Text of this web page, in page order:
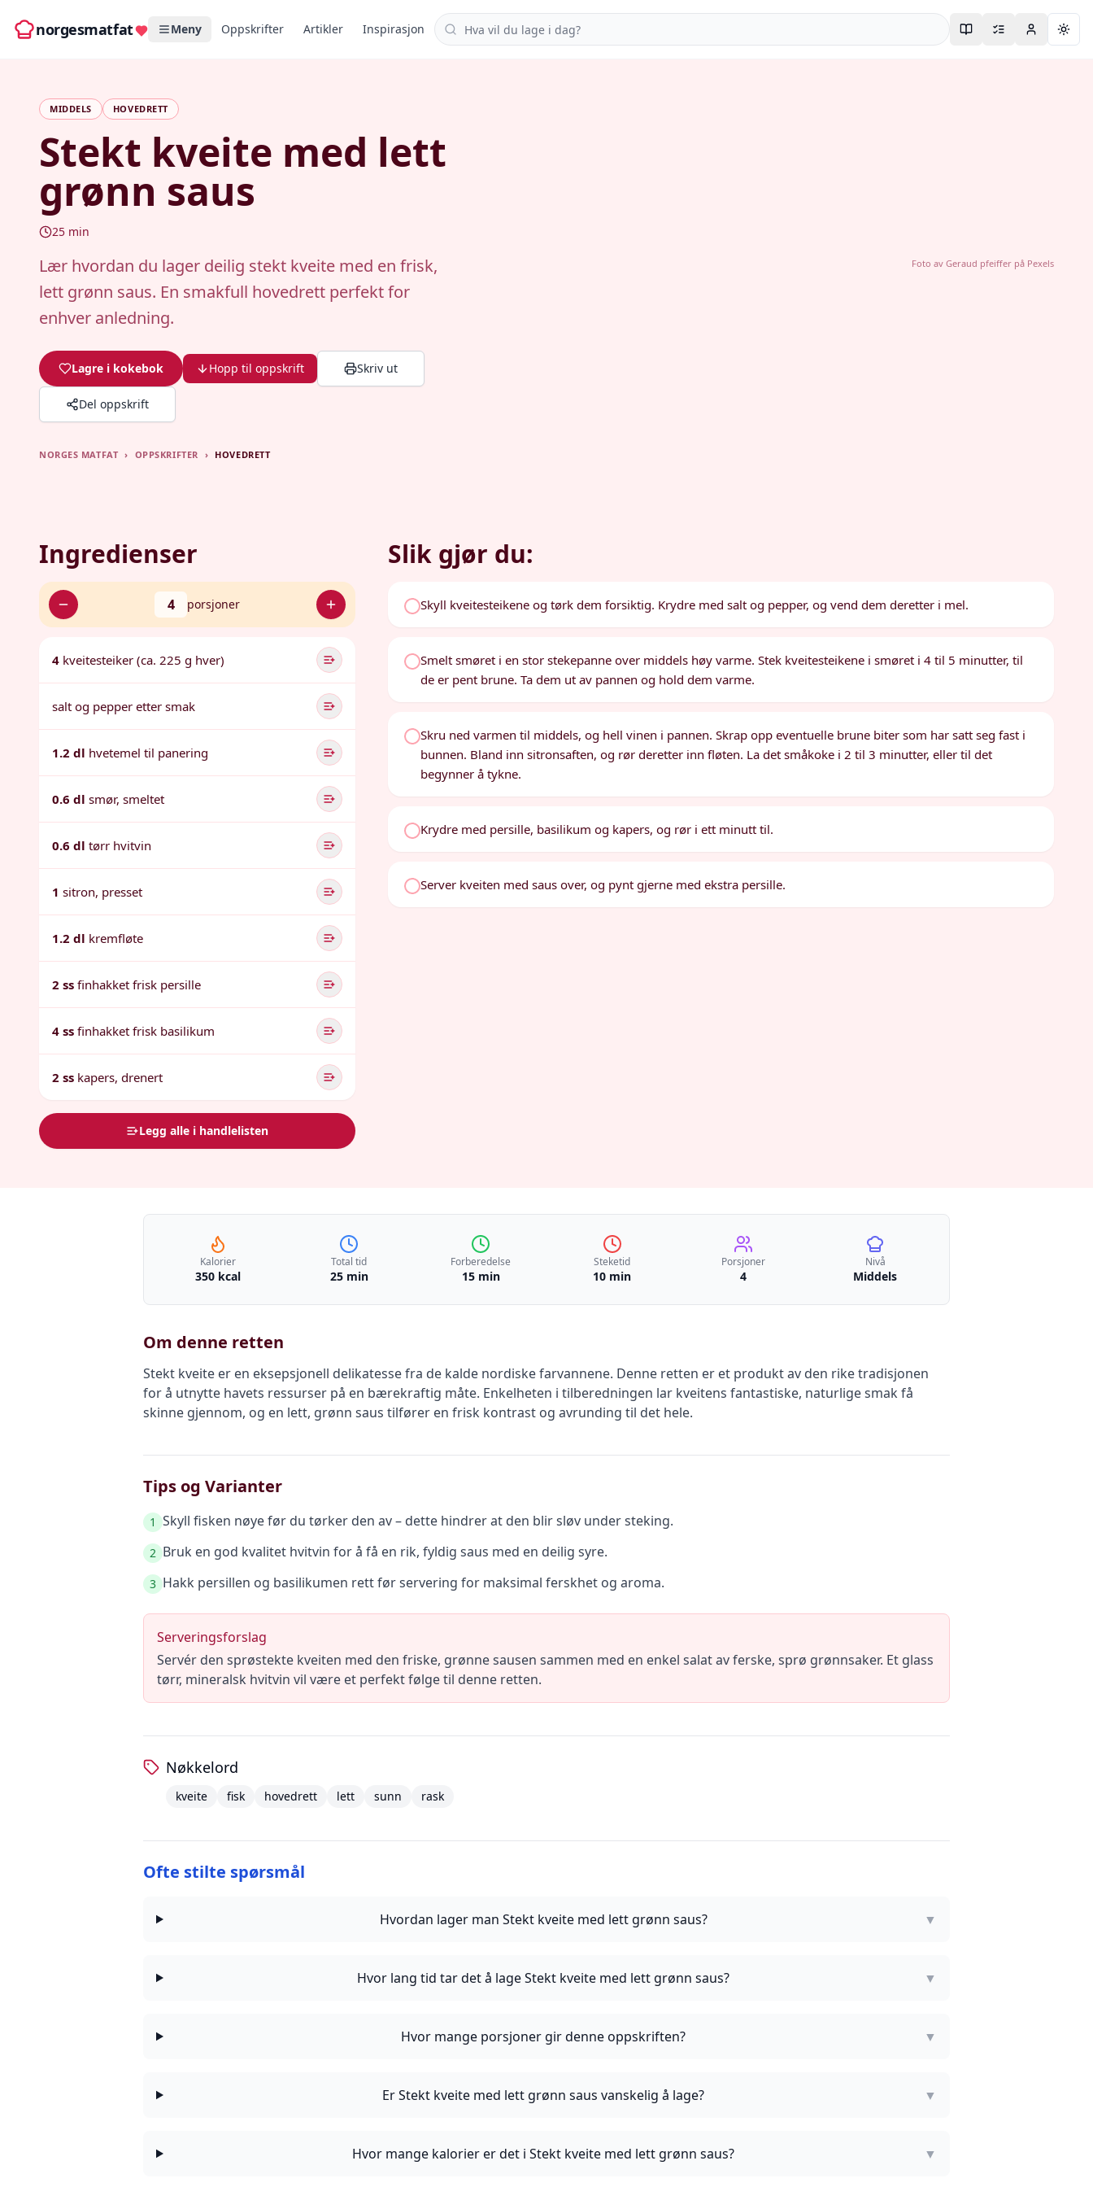
norgesmatfat Meny Oppskrifter Artikler Inspirasjon Søk i oppskrifter
MIDDELS HOVEDRETT
Stekt kveite med lett
grønn saus
25 min
Lær hvordan du lager deilig stekt kveite med en frisk,
lett grønn saus. En smakfull hovedrett perfekt for
enhver anledning.
Lagre i kokebok Hopp til oppskrift Skriv ut
Del oppskrift
Foto av Geraud pfeifferpå Pexels
NORGES MATFAT › OPPSKRIFTER › HOVEDRETT
Ingredienser
4 porsjoner
4 kveitesteiker (ca. 225 g hver)
salt og pepper etter smak
1.2 dl hvetemel til panering
0.6 dl smør, smeltet
0.6 dl tørr hvitvin
1 sitron, presset
1.2 dl kremfløte
2 ss finhakket frisk persille
4 ss finhakket frisk basilikum
2 ss kapers, drenert
Legg alle i handlelisten
Slik gjør du:
Skyll kveitesteikene og tørk dem forsiktig. Krydre med salt og pepper, og vend dem deretter i mel.
Smelt smøret i en stor stekepanne over middels høy varme. Stek kveitesteikene i smøret i 4 til 5 minutter, til
de er pent brune. Ta dem ut av pannen og hold dem varme.
Skru ned varmen til middels, og hell vinen i pannen. Skrap opp eventuelle brune biter som har satt seg fast i
bunnen. Bland inn sitronsaften, og rør deretter inn fløten. La det småkoke i 2 til 3 minutter, eller til det
begynner å tykne.
Krydre med persille, basilikum og kapers, og rør i ett minutt til.
Server kveiten med saus over, og pynt gjerne med ekstra persille.
Kalorier
350 kcal
Total tid
25 min
Forberedelse
15 min
Steketid
10 min
Porsjoner
4
Nivå
Middels
Om denne retten
Stekt kveite er en eksepsjonell delikatesse fra de kalde nordiske farvannene. Denne retten er et produkt av den rike tradisjonen
for å utnytte havets ressurser på en bærekraftig måte. Enkelheten i tilberedningen lar kveitens fantastiske, naturlige smak få
skinne gjennom, og en lett, grønn saus tilfører en frisk kontrast og avrunding til det hele.
Tips og Varianter
1 Skyll fisken nøye før du tørker den av – dette hindrer at den blir sløv under steking.
2 Bruk en god kvalitet hvitvin for å få en rik, fyldig saus med en deilig syre.
3 Hakk persillen og basilikumen rett før servering for maksimal ferskhet og aroma.
Serveringsforslag
Servér den sprøstekte kveiten med den friske, grønne sausen sammen med en enkel salat av ferske, sprø grønnsaker. Et glass
tørr, mineralsk hvitvin vil være et perfekt følge til denne retten.
Nøkkelord
kveite fisk hovedrett lett sunn rask
Ofte stilte spørsmål
Hvordan lager man Stekt kveite med lett grønn saus? ▼
Hvor lang tid tar det å lage Stekt kveite med lett grønn saus? ▼
Hvor mange porsjoner gir denne oppskriften? ▼
Er Stekt kveite med lett grønn saus vanskelig å lage? ▼
Hvor mange kalorier er det i Stekt kveite med lett grønn saus? ▼